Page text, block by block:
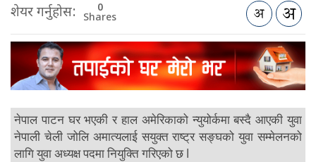
शेयर गर्नुहोस: 0
Shares
नेपाल पाटन घर भएकी र हाल अमेरिकाको न्युयोर्कमा बस्दै आएकी युवा
नेपाली चेली जोलि अमात्यलाई सयुक्त राष्ट्र सङ्घको युवा सम्मेलनको
लागि युवा अध्यक्ष पदमा नियुक्ति गरिएको छ l